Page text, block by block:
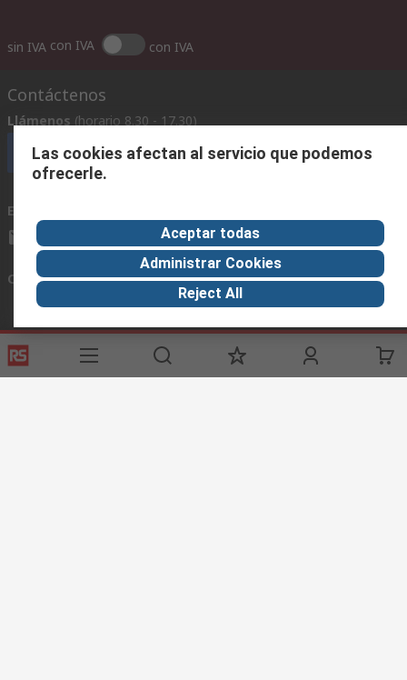
sin IVA con IVA con IVA
Contáctenos
Llámenos (horario 8.30 - 17.30)
Llámenos
Envíenos un email
ventas@rschile.cl
Conectar con nosotros
Links de ayuda
Las cookies afectan al servicio que podemos
ofrecerle.
Aceptar todas
Administrar Cookies
Reject All